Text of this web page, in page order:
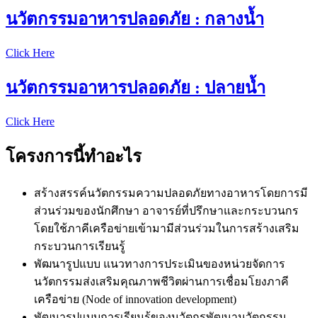
นวัตกรรมอาหารปลอดภัย : กลางน้ำ
Click Here
นวัตกรรมอาหารปลอดภัย : ปลายน้ำ
Click Here
โครงการนี้ทำอะไร
สร้างสรรค์นวัตกรรมความปลอดภัยทางอาหารโดยการมี
ส่วนร่วมของนักศึกษา อาจารย์ที่ปรึกษาและกระบวนกร
โดยใช้ภาคีเครือข่ายเข้ามามีส่วนร่วมในการสร้างเสริม
กระบวนการเรียนรู้
พัฒนารูปแบบ แนวทางการประเมินของหน่วยจัดการ
นวัตกรรมส่งเสริมคุณภาพชีวิตผ่านการเชื่อมโยงภาคี
เครือข่าย (Node of innovation development)